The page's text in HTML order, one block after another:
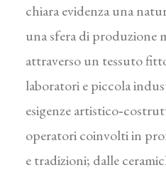
chiara evidenza una
una sfera di produzione
attraverso un tessuto
laboratori e piccola
esigenze
operatori coinvolti in
e tradizioni; dalle